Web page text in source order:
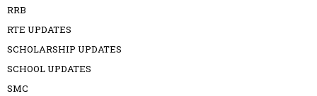
RRB
RTE UPDATES
SCHOLARSHIP UPDATES
SCHOOL UPDATES
SMC